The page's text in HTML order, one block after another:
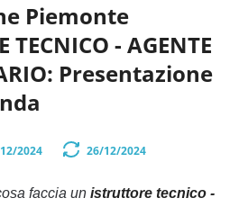
Piemonte
TECNICO - AGENTE
Presentazione
2024 26/12/2024
faccia un istruttore tecnico -